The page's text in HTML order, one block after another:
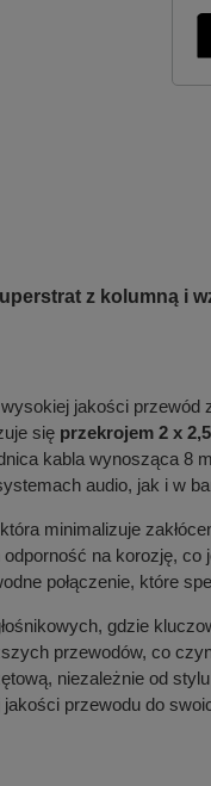
z kolumną i
jakości przewód
się przekrojem 2 x
kabla wynosząca 8
audio, jak i w
minimalizuje
na korozję,
połączenie, które
gdzie
przewodów, co
niezależnie od
przewodu do